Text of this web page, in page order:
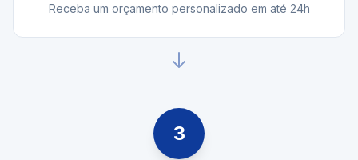
Receba um orçamento personalizado em até 24h
3